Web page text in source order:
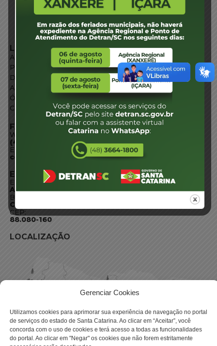
Gerenciar Cookies
Utilizamos cookies para aprimorar sua experiência de navegação no portal
de serviços do estado de Santa Catarina. Ao clicar em “Aceitar”, você
concorda com o uso de cookies e terá acesso a todas as funcionalidades
do portal. Ao clicar em "Negar" os cookies que não forem estritamente
LINKS EXTERNOS
Agência de Notícias
Portal de Serviços
Diário Oficial
Acesso à Informação
Órgãos do Governo
Conheça SC
FALE CONOSCO
WhatsApp:
(48) 3664-1800
E-mail:
centraldeinformacoes@detran.sc.gov.br
ENDEREÇO
Endereço:
Av. Almirante Tamandaré - 480
Bairro:
Coqueiros, Florianópolis SC
CEP:
88.080-160
LOCALIZAÇÃO